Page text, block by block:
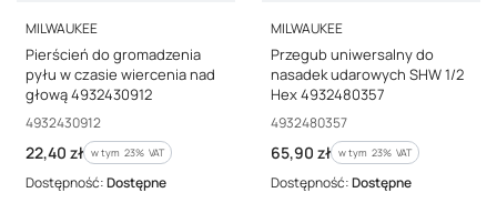
PRODUCENT
MILWAUKEE
Pierścień do gromadzenia
pyłu w czasie wiercenia nad
głową 4932430912
Kod producenta
4932430912
Cena brutto
22,40 zł w tym %s VAT
w tym 23% VAT
Dostępność:Dostępne
PRODUCENT
MILWAUKEE
Przegub uniwersalny do
nasadek udarowych SHW 1/2
Hex 4932480357
Kod producenta
4932480357
Cena brutto
65,90 zł w tym %s VAT
w tym 23% VAT
Dostępność:Dostępne